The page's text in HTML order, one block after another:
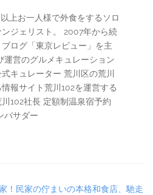
上お一人様で外食をするソロ
ンジェリスト。 2007年から続
ブログ「東京レビュー」を主
運営のグルメキュレーション
キュレーター 荒川区の荒川
報サイト荒川102を運営する
102社長 定額制温泉宿予約
バサダー
！民家の佇まいの本格和食店、馳走